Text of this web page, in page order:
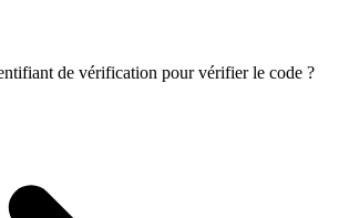
de vérification pour vérifier le code ?